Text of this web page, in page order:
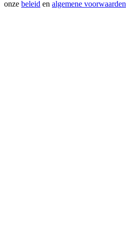
onze beleid en algemene voorwaarden